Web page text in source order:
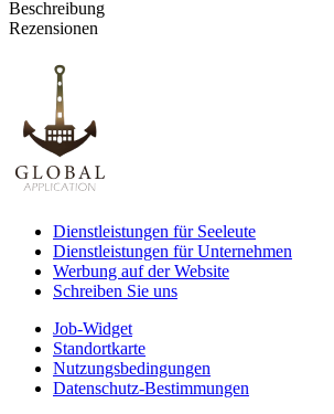
Beschreibung
Rezensionen
Dienstleistungen für Seeleute
Dienstleistungen für Unternehmen
Werbung auf der Website
Schreiben Sie uns
Job-Widget
Standortkarte
Nutzungsbedingungen
Datenschutz-Bestimmungen